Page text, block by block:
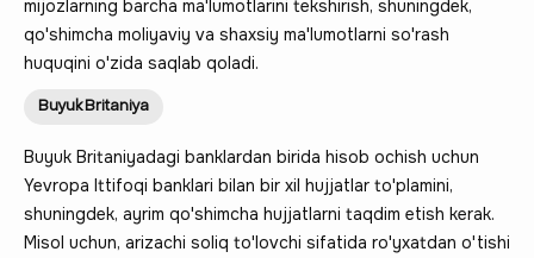
mijozlarning barcha ma'lumotlarini tekshirish, shuningdek,
qo'shimcha moliyaviy va shaxsiy ma'lumotlarni so'rash
huquqini o'zida saqlab qoladi.
Buyuk Britaniya
Buyuk Britaniyadagi banklardan birida hisob ochish uchun
Yevropa Ittifoqi banklari bilan bir xil hujjatlar to'plamini,
shuningdek, ayrim qo'shimcha hujjatlarni taqdim etish kerak.
Misol uchun, arizachi soliq to'lovchi sifatida ro'yxatdan o'tishi